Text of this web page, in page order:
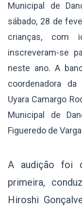
Municipal de
sábado, 28 de
crianças, com
inscreveram-se
neste ano. A
coordenadora
Uyara Camargo
Municipal de
Figueredo de
A audição foi
primeira,
Hiroshi